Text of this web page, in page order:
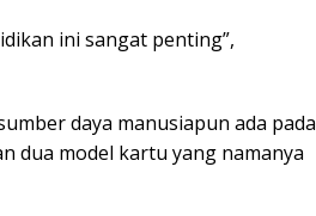
ini sangat penting”,
daya manusiapun ada pada
dua model kartu yang namanya